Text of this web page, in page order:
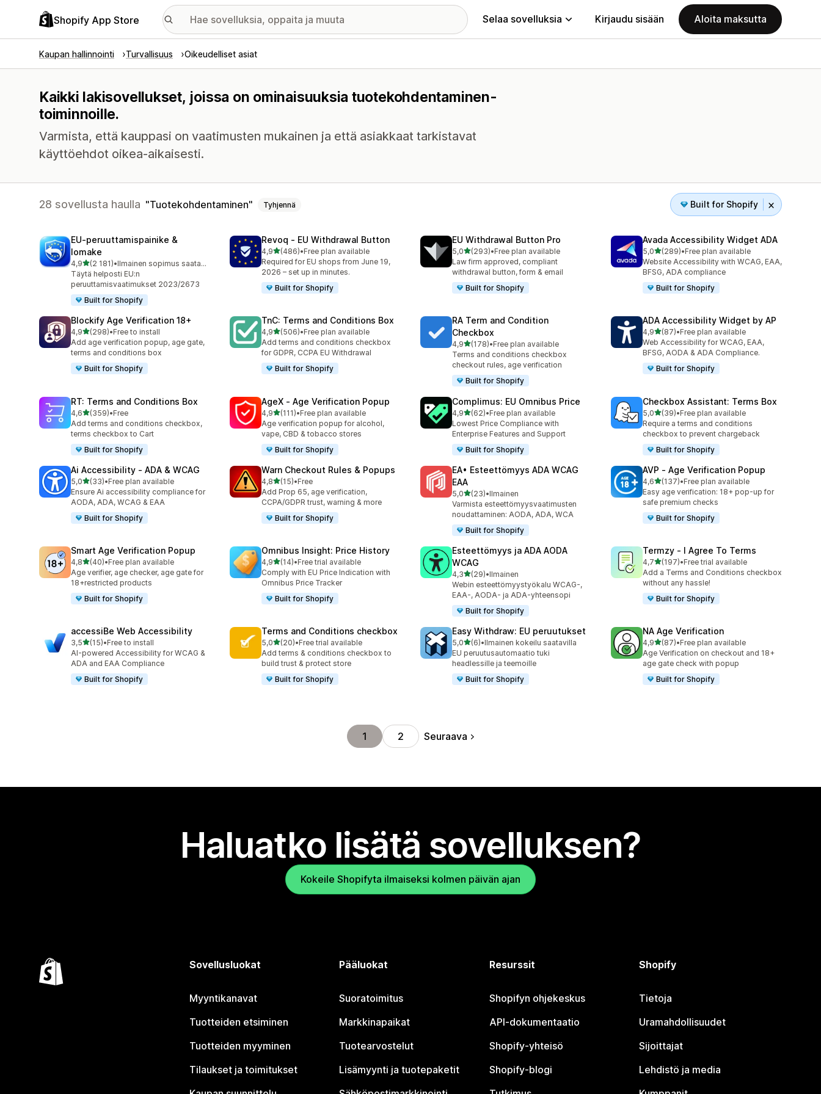
Shopify App Store Selaa sovelluksia Kirjaudu sisään Aloita maksutta
Kaupan hallinnointi Turvallisuus Oikeudelliset asiat
Kaikki lakisovellukset, joissa on ominaisuuksia tuotekohdentaminen-
toiminnoille.
Varmista, että kauppasi on vaatimusten mukainen ja että asiakkaat tarkistavat
käyttöehdot oikea-aikaisesti.
28 sovellusta haulla Tuotekohdentaminen Tyhjennä Built for Shopify
EU‑peruuttamispainike &
lomake
4,9/ 5 tähteä
(2 181)
2181 arvostelua yhteensä
•
Ilmainen sopimus saatavilla
Täytä helposti EU:n
peruuttamisvaatimukset 2023/2673
Built for Shopify
Revoq ‑ EU Withdrawal Button
4,9/ 5 tähteä
(486)
486 arvostelua yhteensä
•Free plan available
Required for EU shops from June 19,
2026 – set up in minutes.
Built for Shopify
EU Withdrawal Button Pro
5,0/ 5 tähteä
(293)
293 arvostelua yhteensä
•Free plan available
Law firm approved, compliant
withdrawal button, form & email
Built for Shopify
Avada Accessibility Widget ADA
5,0/ 5 tähteä
(289)
289 arvostelua yhteensä
•Free plan available
Website Accessibility with WCAG, EAA,
BFSG, ADA compliance
Built for Shopify
Blockify Age Verification 18+
4,9/ 5 tähteä
(298)
298 arvostelua yhteensä
•Free to install
Add age verification popup, age gate,
terms and conditions box
Built for Shopify
TnC: Terms and Conditions Box
4,9/ 5 tähteä
(506)
506 arvostelua yhteensä
•Free plan available
Add terms and conditions checkbox
for GDPR, CCPA EU Withdrawal
Built for Shopify
RA Term and Condition
Checkbox
4,9/ 5 tähteä
(178)
178 arvostelua yhteensä
•Free plan available
Terms and conditions checkbox
checkout rules, age verification
Built for Shopify
ADA Accessibility Widget by AP
4,9/ 5 tähteä
(87)
87 arvostelua yhteensä
•Free plan available
Web Accessibility for WCAG, EAA,
BFSG, AODA & ADA Compliance.
Built for Shopify
RT: Terms and Conditions Box
4,6/ 5 tähteä
(359)
359 arvostelua yhteensä
•Free
Add terms and conditions checkbox,
terms checkbox to Cart
Built for Shopify
AgeX ‑ Age Verification Popup
4,9/ 5 tähteä
(111)
111 arvostelua yhteensä
•Free plan available
Age verification popup for alcohol,
vape, CBD & tobacco stores
Built for Shopify
Complimus: EU Omnibus Price
4,9/ 5 tähteä
(62)
62 arvostelua yhteensä
•Free plan available
Lowest Price Compliance with
Enterprise Features and Support
Built for Shopify
Checkbox Assistant: Terms Box
5,0/ 5 tähteä
(39)
39 arvostelua yhteensä
•Free plan available
Require a terms and conditions
checkbox to prevent chargeback
Built for Shopify
Ai Accessibility ‑ ADA & WCAG
5,0/ 5 tähteä
(33)
33 arvostelua yhteensä
•Free plan available
Ensure Ai accessibility compliance for
AODA, ADA, WCAG & EAA
Built for Shopify
Warn Checkout Rules & Popups
4,8/ 5 tähteä
(15)
15 arvostelua yhteensä
•Free
Add Prop 65, age verification,
CCPA/GDPR trust, warning & more
Built for Shopify
EA• Esteettömyys ADA WCAG
EAA
5,0/ 5 tähteä
(23)
23 arvostelua yhteensä
•Ilmainen
Varmista esteettömyysvaatimusten
noudattaminen: AODA, ADA, WCA
Built for Shopify
AVP ‑ Age Verification Popup
4,6/ 5 tähteä
(137)
137 arvostelua yhteensä
•Free plan available
Easy age verification: 18+ pop-up for
safe premium checks
Built for Shopify
Smart Age Verification Popup
4,8/ 5 tähteä
(40)
40 arvostelua yhteensä
•Free plan available
Age verifier, age checker, age gate for
18+restricted products
Built for Shopify
Omnibus Insight: Price History
4,9/ 5 tähteä
(14)
14 arvostelua yhteensä
•Free trial available
Comply with EU Price Indication with
Omnibus Price Tracker
Built for Shopify
Esteettömyys ja ADA AODA
WCAG
4,3/ 5 tähteä
(29)
29 arvostelua yhteensä
•Ilmainen
Webin esteettömyystyökalu WCAG-,
EAA-, AODA- ja ADA-yhteensopi
Built for Shopify
Termzy ‑ I Agree To Terms
4,7/ 5 tähteä
(197)
197 arvostelua yhteensä
•Free trial available
Add a Terms and Conditions checkbox
without any hassle!
Built for Shopify
accessiBe Web Accessibility
3,5/ 5 tähteä
(15)
15 arvostelua yhteensä
•Free to install
AI-powered Accessibility for WCAG &
ADA and EAA Compliance
Built for Shopify
Terms and Conditions checkbox
5,0/ 5 tähteä
(20)
20 arvostelua yhteensä
•Free trial available
Add terms & conditions checkbox to
build trust & protect store
Built for Shopify
Easy Withdraw: EU peruutukset
5,0/ 5 tähteä
(6)
6 arvostelua yhteensä
•Ilmainen kokeilu saatavilla
EU peruutusautomaatio tuki
headlessille ja teemoille
Built for Shopify
NA Age Verification
4,9/ 5 tähteä
(87)
87 arvostelua yhteensä
•Free plan available
Age Verification on checkout and 18+
age gate check with popup
Built for Shopify
1 2 Seuraava
Haluatko lisätä sovelluksen?
Kokeile Shopifyta ilmaiseksi kolmen päivän ajan
Sovellusluokat
Myyntikanavat
Tuotteiden etsiminen
Tuotteiden myyminen
Tilaukset ja toimitukset
Pääluokat
Suoratoimitus
Markkinapaikat
Tuotearvostelut
Lisämyynti ja tuotepaketit
Resurssit
Shopifyn ohjekeskus
API-dokumentaatio
Shopify-yhteisö
Shopify-blogi
Shopify
Tietoja
Uramahdollisuudet
Sijoittajat
Lehdistö ja media